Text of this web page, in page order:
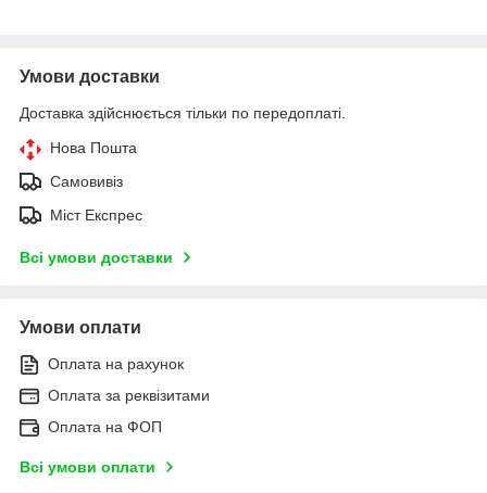
Умови доставки
Доставка здійснюється тільки по передоплаті.
Нова Пошта
Самовивіз
Міст Експрес
Всі умови доставки
Умови оплати
Оплата на рахунок
Оплата за реквізитами
Оплата на ФОП
Всі умови оплати